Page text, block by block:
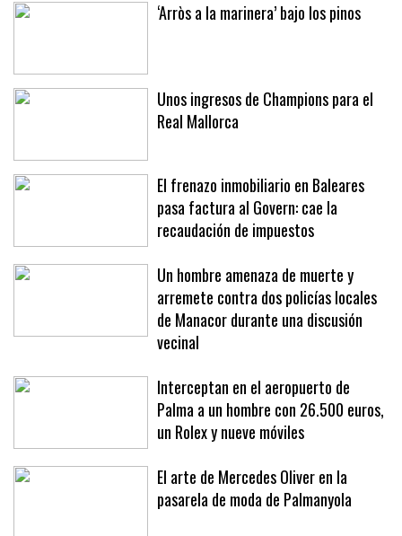
‘Arròs a la marinera’ bajo los pinos
Unos ingresos de Champions para el
Real Mallorca
El frenazo inmobiliario en Baleares
pasa factura al Govern: cae la
recaudación de impuestos
Un hombre amenaza de muerte y
arremete contra dos policías locales
de Manacor durante una discusión
vecinal
Interceptan en el aeropuerto de
Palma a un hombre con 26.500 euros,
un Rolex y nueve móviles
El arte de Mercedes Oliver en la
pasarela de moda de Palmanyola